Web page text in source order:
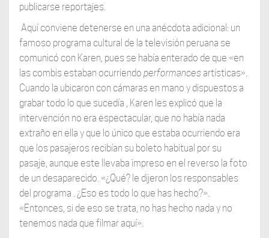
publicarse reportajes.
Aquí conviene detenerse en una anécdota adicional: un
famoso programa cultural de la televisión peruana se
comunicó con Karen, pues se había enterado de que «en
las combis estaban ocurriendo performancesartísticas».
Cuando la ubicaron con cámaras en mano y dispuestos a
grabar todo lo que sucedía , Karen les explicó que la
intervención no era espectacular, que no había nada
extraño en ella y que lo único que estaba ocurriendo era
que los pasajeros recibían su boleto habitual por su
pasaje, aunque este llevaba impreso en el reverso la foto
de un desaparecido. «¿Qué? le dijeron los responsables
del programa . ¿Eso es todo lo que has hecho?».
«Entonces, si de eso se trata, no has hecho nada y no
tenemos nada que filmar aquí».